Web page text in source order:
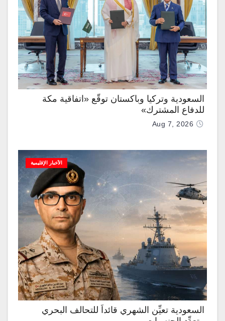
السعودية وتركيا وباكستان توقّع «اتفاقية مكة
للدفاع المشترك»
Aug 7, 2026
الأخبار الإقليمية
السعودية تعيِّن الشهري قائداً للتحالف البحري